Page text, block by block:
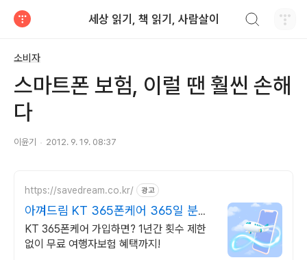
세상 읽기, 책 읽기, 사람살이
소비자
스마트폰 보험, 이럴 땐 훨씬 손해
다
이윤기 2012. 9. 19. 08:37
https://savedream.co.kr/ 광고
아껴드림 KT 365폰케어 365일 분실
파손 보장
KT 365폰케어 가입하면? 1년간 횟수 제한
없이 무료 여행자보험 혜택까지!